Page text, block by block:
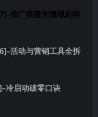
推广搭建先懂规则再
活动与营销工具全拆
冷启动破零口诀